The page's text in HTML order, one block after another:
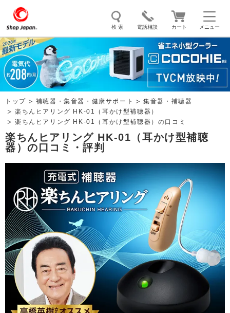
メニュー
検 索 電話相談 カート
トゥルースリーパー ソイリッチ ここひえ 枕
掃除機 クッキングプロ マイキュット
エアコン オーラルスマイル
トップ 補聴器・集音器・健康サポート
集音器・補聴器
楽ちんヒアリング HK-01（耳かけ型補聴器）
楽ちんヒアリング HK-01（耳かけ型補聴器）の口コミ
楽ちんヒアリング HK-01（耳かけ型補聴
器）の口コミ・評判